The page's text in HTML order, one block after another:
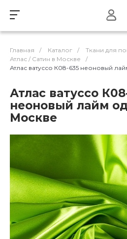
Главная / Каталог / Ткани для
Атлас / Cатин в Москве
/
Атлас ватуссо К08-635 неоновый
Атлас ватуссо
неоновый лайм
Москве